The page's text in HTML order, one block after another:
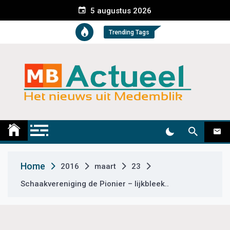
e
t
5 augustus 2026
Trending Tags
Medemblik Actueel
Home 2016 maart
23
Schaakvereniging de Pionier – lijkbleek..